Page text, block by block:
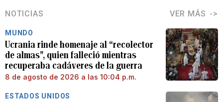
NOTICIAS VER MÁS
MUNDO
Ucrania rinde homenaje al “recolector
de almas”, quien falleció mientras
recuperaba cadáveres de la guerra
8 de agosto de 2026 a las 10:04 p.m.
ESTADOS UNIDOS